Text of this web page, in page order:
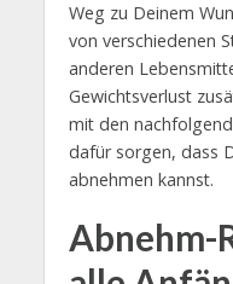
Weg zu Deinem
von verschiedenen
anderen
Gewichtsverlust
mit den
dafür sorgen, dass
abnehmen kannst.
Abnehm-